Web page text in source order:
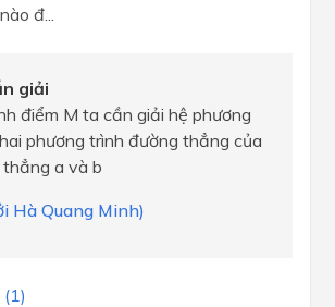
đ...
giải
điểm M ta cần giải hệ phương
phương trình đường thẳng của
a và b
Hà Quang Minh)